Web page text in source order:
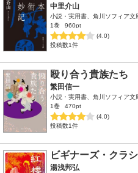
中里介山
小説・実用書、角川ソフィア文
1巻
960pt
(4.0)
投稿数1件
殴り合う貴族たち
繁田信一
小説・実用書、角川ソフィア文
1巻
470pt
(4.0)
投稿数1件
ビギナーズ・クラ
湯浅邦弘